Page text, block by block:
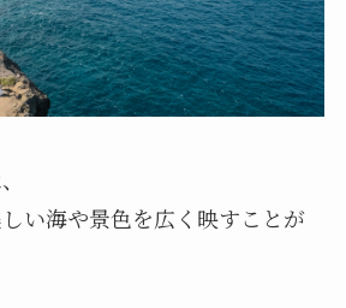
い海や景色を広く映すことが